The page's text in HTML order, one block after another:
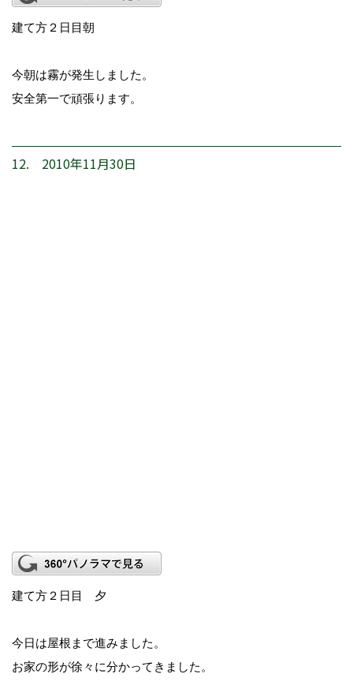
建て方２日目朝
今朝は霧が発生しました。
安全第一で頑張ります。
12. 2010年11月30日
建て方２日目 夕
今日は屋根まで進みました。
お家の形が徐々に分かってきました。